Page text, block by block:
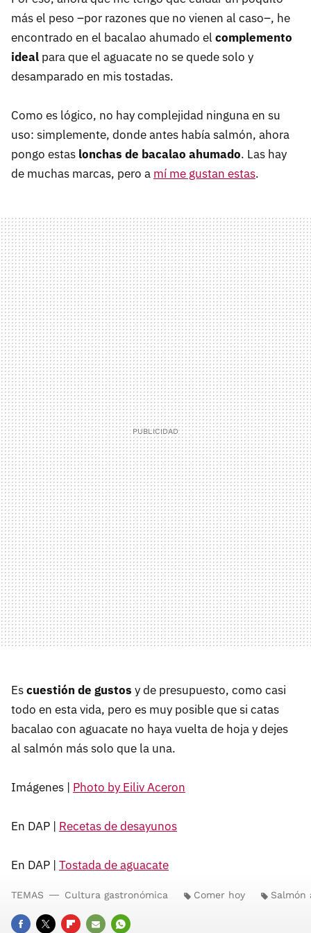
más el peso –por razones que no vienen al caso–, he
encontrado en el bacalao ahumado el complemento
ideal para que el aguacate no se quede solo y
desamparado en mis tostadas.
Como es lógico, no hay complejidad ninguna en su
uso: simplemente, donde antes había salmón, ahora
pongo estas lonchas de bacalao ahumado. Las hay
de muchas marcas, pero a mí me gustan estas.
Escuestión de gustos y de presupuesto, como casi
todo en esta vida, pero es muy posible que si catas
bacalao con aguacate no haya vuelta de hoja y dejes
al salmón más solo que la una.
Imágenes | Photo by Eiliv Aceron
En DAP | Recetas de desayunos
En DAP | Tostada de aguacate
TEMAS Cultura gastronómica Comer hoy Salmón